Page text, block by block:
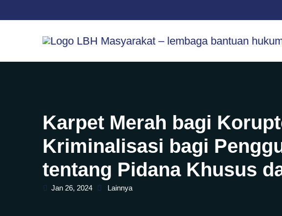
to
Karpet Merah bagi
Kriminalisasi bagi
tentang Pidana Khusus
Jan 26, 2024 Lainnya